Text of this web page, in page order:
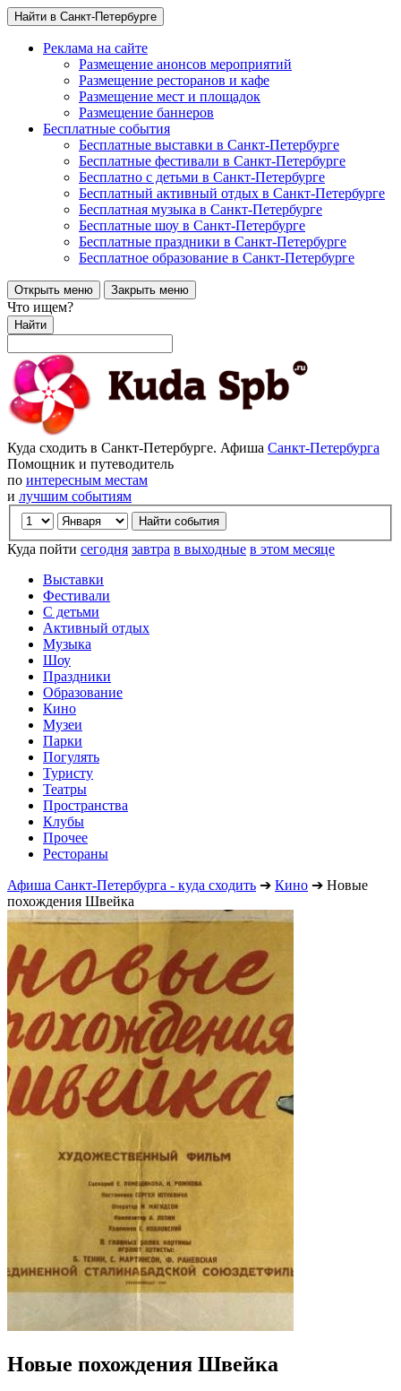
Найти в Санкт-Петербурге
Реклама на сайте
Размещение анонсов мероприятий
Размещение ресторанов и кафе
Размещение мест и площадок
Размещение баннеров
Бесплатные события
Бесплатные выставки в Санкт-Петербурге
Бесплатные фестивали в Санкт-Петербурге
Бесплатно с детьми в Санкт-Петербурге
Бесплатный активный отдых в Санкт-Петербурге
Бесплатная музыка в Санкт-Петербурге
Бесплатные шоу в Санкт-Петербурге
Бесплатные праздники в Санкт-Петербурге
Бесплатное образование в Санкт-Петербурге
Открыть меню Закрыть меню
Что ищем?
Найти
Куда сходить в Санкт-Петербурге. Афиша Санкт-Петербурга
Помощник и путеводитель
по интересным местам
и лучшим событиям
Куда пойти сегодня завтра в выходные в этом месяце
Выставки
Фестивали
С детьми
Активный отдых
Музыка
Шоу
Праздники
Образование
Кино
Музеи
Парки
Погулять
Туристу
Театры
Пространства
Клубы
Прочее
Рестораны
Афиша Санкт-Петербурга - куда сходить ➔ Кино ➔ Новые
похождения Швейка
Новые похождения Швейка